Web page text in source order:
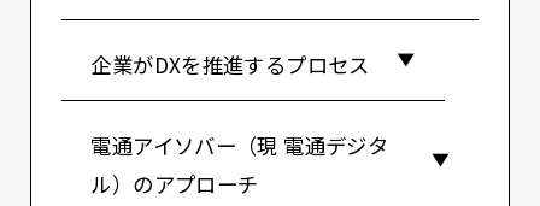
企業がDXを推進するプロセス
電通アイソバー（現 電通デジタ
ル）のアプローチ